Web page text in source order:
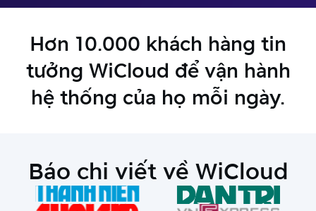
Hơn 10.000 khách hàng tin
tưởng WiCloud để vận hành
hệ thống của họ mỗi ngày.
Báo chi viết về WiCloud